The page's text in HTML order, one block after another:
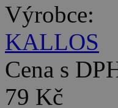
Výrobce:
KALLOS
Cena s
79 Kč